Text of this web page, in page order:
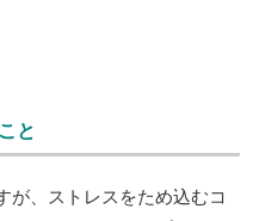
と
が、ストレスをため込むコ